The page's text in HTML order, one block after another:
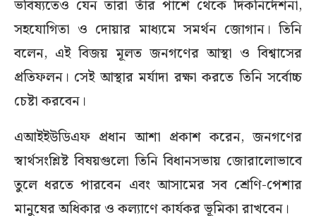
ভবিষ্যতেও যেন তারা তাঁর পাশে থেকে দিকনির্দেশনা,
সহযোগিতা ও দোয়ার মাধ্যমে সমর্থন জোগান। তিনি
বলেন, এই বিজয় মূলত জনগণের আস্থা ও বিশ্বাসের
প্রতিফলন। সেই আস্থার মর্যাদা রক্ষা করতে তিনি সর্বোচ্চ
চেষ্টা করবেন।
এআইইউডিএফ প্রধান আশা প্রকাশ করেন, জনগণের
স্বার্থসংশ্লিষ্ট বিষয়গুলো তিনি বিধানসভায় জোরালোভাবে
তুলে ধরতে পারবেন এবং আসামের সব শ্রেণি-পেশার
মানুষের অধিকার ও কল্যাণে কার্যকর ভূমিকা রাখবেন।